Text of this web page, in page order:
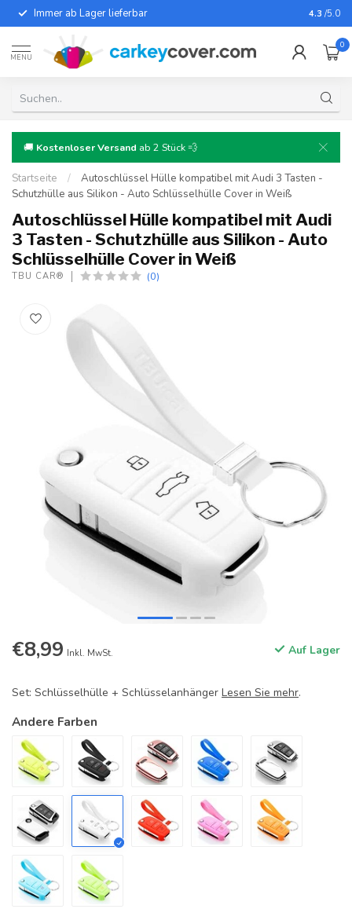
Immer ab Lager lieferbar Für fast
4.3 /5.0
MENU
0
🚚 Kostenloser Versand ab 2 Stück 💨
Startseite /
Autoschlüssel Hülle kompatibel mit Audi 3 Tasten -
Schutzhülle aus Silikon - Auto Schlüsselhülle Cover in Weiß
Autoschlüssel Hülle kompatibel mit Audi
3 Tasten - Schutzhülle aus Silikon - Auto
Schlüsselhülle Cover in Weiß
TBU CAR® (0)
€8,99 Inkl. MwSt. Auf Lager
Set: Schlüsselhülle + Schlüsselanhänger Lesen Sie mehr.
Andere Farben